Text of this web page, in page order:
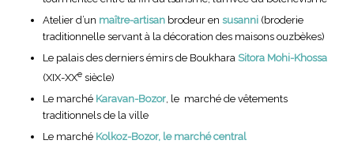
Atelier d’un maître-artisanbrodeur en susanni(broderie
traditionnelle servant à la décoration des maisons ouzbèkes)
Le palais des derniers émirs de Boukhara Sitora Mohi-Khossa
(XIX-XXesiècle)
Le marché Karavan-Bozor, le marché de vêtements
traditionnels de la ville
Le marché Kolkoz-Bozor, le marché central